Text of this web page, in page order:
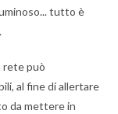
tutto è
rete può
al fine di allertare
da mettere in